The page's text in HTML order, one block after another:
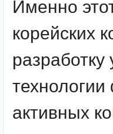
Именно
корейских
разработку
активных